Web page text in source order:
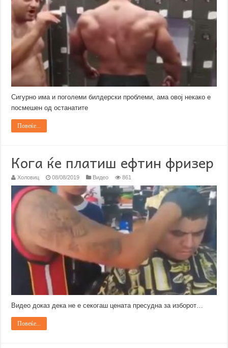
Сигурно има и поголеми билдерски проблеми, ама овој некако е
посмешен од останатите
Повеќе...
Кога ќе платиш ефтин фризер
Холовиц 08/08/2019 Видео 861
Видео доказ дека не е секогаш цената пресудна за изборот…
Повеќе...